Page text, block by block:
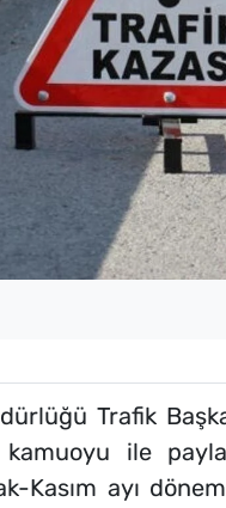
Trafik
ile
Kasım ayı